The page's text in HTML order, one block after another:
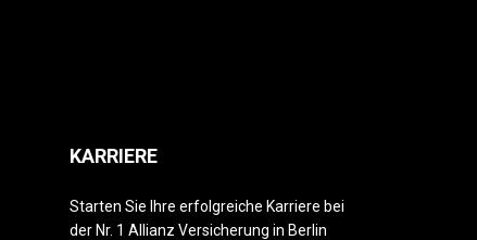
KARRIERE
Starten Sie Ihre erfolgreiche Karriere bei
der Nr. 1 Allianz Versicherung in Berlin